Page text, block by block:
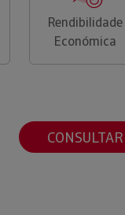
Rendibilidade
Económica
CONSULTAR